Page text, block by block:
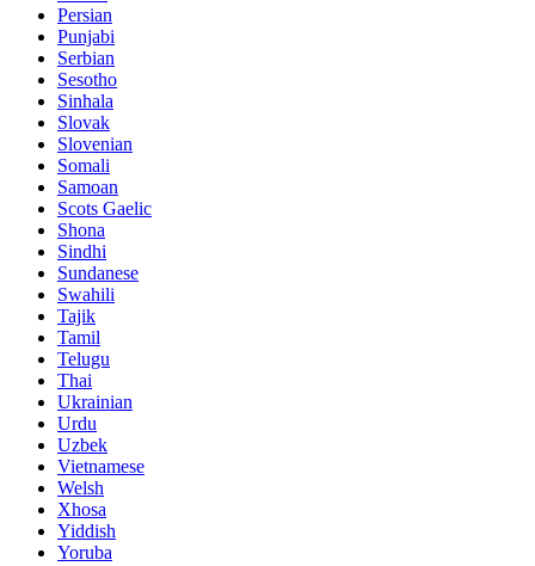
Persian
Punjabi
Serbian
Sesotho
Sinhala
Slovak
Slovenian
Somali
Samoan
Scots Gaelic
Shona
Sindhi
Sundanese
Swahili
Tajik
Tamil
Telugu
Thai
Ukrainian
Urdu
Uzbek
Vietnamese
Welsh
Xhosa
Yiddish
Yoruba